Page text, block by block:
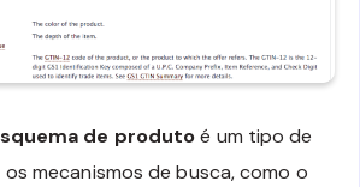
de produtoé um tipo de
mecanismos de busca, como o